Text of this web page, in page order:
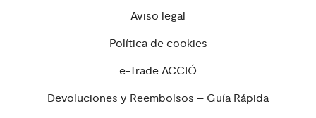
Aviso legal
Política de cookies
e-Trade ACCIÓ
Devoluciones y Reembolsos – Guía Rápida